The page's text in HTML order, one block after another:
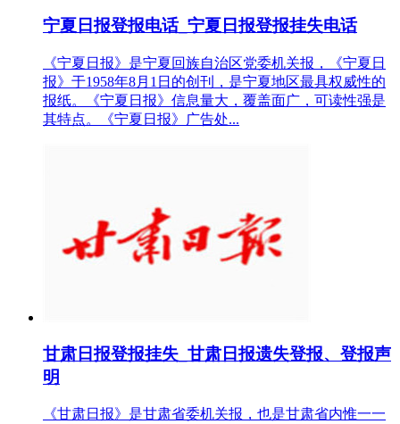
宁夏日报登报电话_宁夏日报登报挂失电话
《宁夏日报》是宁夏回族自治区党委机关报，《宁夏日
报》于1958年8月1日的创刊，是宁夏地区最具权威性的
报纸。《宁夏日报》信息量大，覆盖面广，可读性强是
其特点。《宁夏日报》广告处...
甘肃日报登报挂失_甘肃日报遗失登报、登报声
明
《甘肃日报》是甘肃省委机关报，也是甘肃省内惟一一